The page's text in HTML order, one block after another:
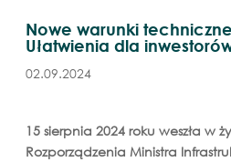
Nowe warunki
Ułatwienia dla
02.09.2024
15 sierpnia 2024 roku weszła w
Rozporządzenia Ministra